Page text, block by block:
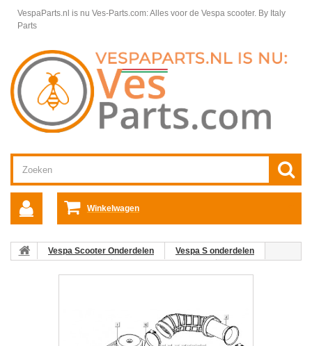
VespaParts.nl is nu Ves-Parts.com: Alles voor de Vespa scooter. By Italy
Parts
Winkelwagen
Vespa Scooter Onderdelen
Vespa S onderdelen